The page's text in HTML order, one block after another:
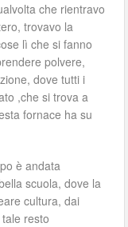
che rientravo
trovavo la
lì che si fanno
polvere,
dove tutti i
,che si trova a
fornace ha su
è andata
scuola, dove la
cultura, dai
resto